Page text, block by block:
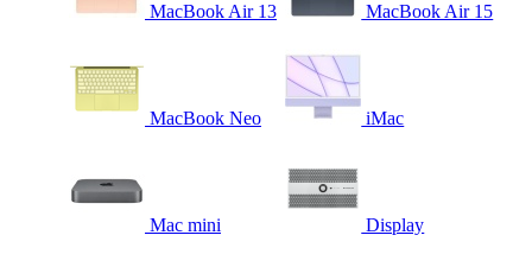
MacBook Air 13 MacBook Air 15
MacBook Neo iMac
Mac mini Display